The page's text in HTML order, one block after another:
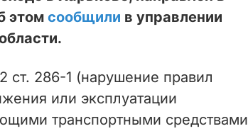
этом сообщили в управлении
286-1 (нарушение правил
или эксплуатации
транспортными средствами